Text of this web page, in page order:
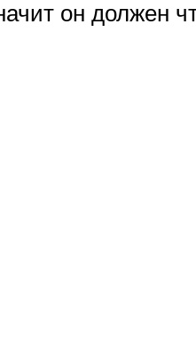
он должен